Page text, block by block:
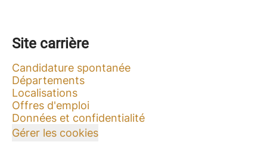
Site carrière
Candidature spontanée
Départements
Localisations
Offres d'emploi
Données et confidentialité
Gérer les cookies